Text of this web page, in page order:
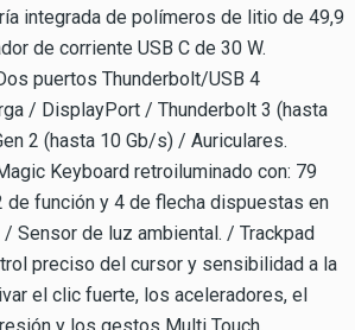
integrada de polímeros de litio de 49,9
de corriente USB C de 30 W.
puertos Thunderbolt/USB 4
/ DisplayPort / Thunderbolt 3 (hasta
2 (hasta 10 Gb/s) / Auriculares.
Keyboard retroiluminado con: 79
de función y 4 de flecha dispuestas en
Sensor de luz ambiental. / Trackpad
preciso del cursor y sensibilidad a la
el clic fuerte, los aceleradores, el